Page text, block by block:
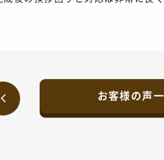
お客様の声